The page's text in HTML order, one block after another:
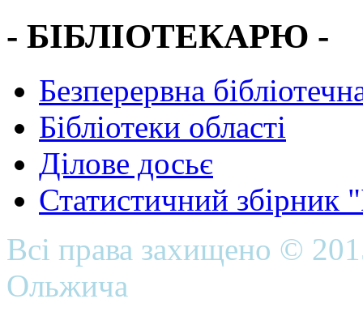
- БІБЛІОТЕКАРЮ -
Безперервна
Бібліотеки області
Ділове досьє
Статистичний
Всі права захищено ©
Ольжича